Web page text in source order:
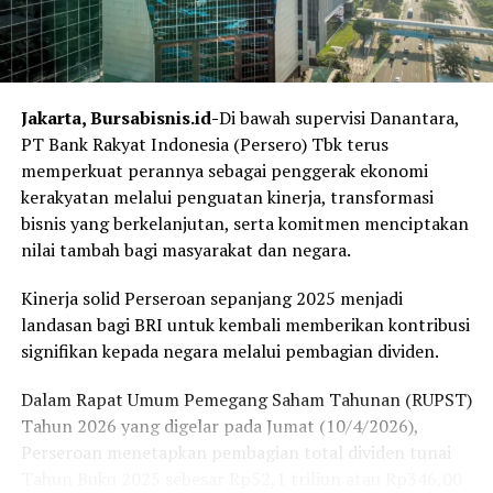
Tarakan, Corridor, South Natuna Block B, Madura
Offshore, Sampang, South Sumatra Region, dan
Bangkanai.
Sementara itu, Senior Manager Sustainability &
Performance Excellence MedcoEnergi Ibrahim Arsyad
menambahkan bahwa MedcoEnergi senantiasa
mendukung upaya pemerintah dalam mempercepat
pengembangan ekonomi desa melalui pemberdayaan,
pendampingan, dan penguatan kapasitas dan
kapabilitas masyarakat yang mendukung inovasi,
kolaborasi, dan pertumbuhan berkelanjutan untuk
meningkatkan kesejahteraan desa.
“Melalui kerjasama dengan BRI kami percaya bahwa
tingkat kesejahteraan masyarakat desa di lokasi operasi
kami dapat meningkat lebih cepat dan menciptakan
Jakarta, Bursabisnis.id-Di bawah supervisi Danantara,
PT Bank Rakyat Indonesia (Persero) Tbk terus
memperkuat perannya sebagai penggerak ekonomi
kerakyatan melalui penguatan kinerja, transformasi
bisnis yang berkelanjutan, serta komitmen menciptakan
nilai tambah bagi masyarakat dan negara.
Kinerja solid Perseroan sepanjang 2025 menjadi
landasan bagi BRI untuk kembali memberikan kontribusi
signifikan kepada negara melalui pembagian dividen.
Dalam Rapat Umum Pemegang Saham Tahunan (RUPST)
Tahun 2026 yang digelar pada Jumat (10/4/2026),
Perseroan menetapkan pembagian total dividen tunai